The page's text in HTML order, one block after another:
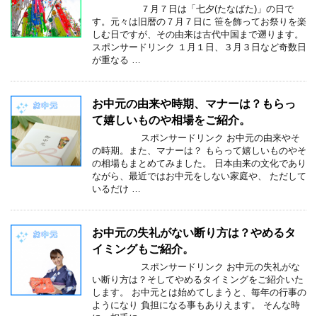
７月７日は「七夕(たなばた)」の日で
す。元々は旧暦の７月７日に 笹を飾ってお祭りを楽
しむ日ですが、その由来は古代中国まで遡ります。
スポンサードリンク １月１日、３月３日など奇数日
が重なる …
お中元の由来や時期、マナーは？もらっ
て嬉しいものや相場をご紹介。
スポンサードリンク お中元の由来やそ
の時期。また、マナーは？ もらって嬉しいものやそ
の相場もまとめてみました。 日本由来の文化であり
ながら、最近ではお中元をしない家庭や、 ただして
いるだけ …
お中元の失礼がない断り方は？やめるタ
イミングもご紹介。
スポンサードリンク お中元の失礼がな
い断り方は？そしてやめるタイミングをご紹介いた
します。 お中元とは始めてしまうと、毎年の行事の
ようになり 負担になる事もありえます。 そんな時